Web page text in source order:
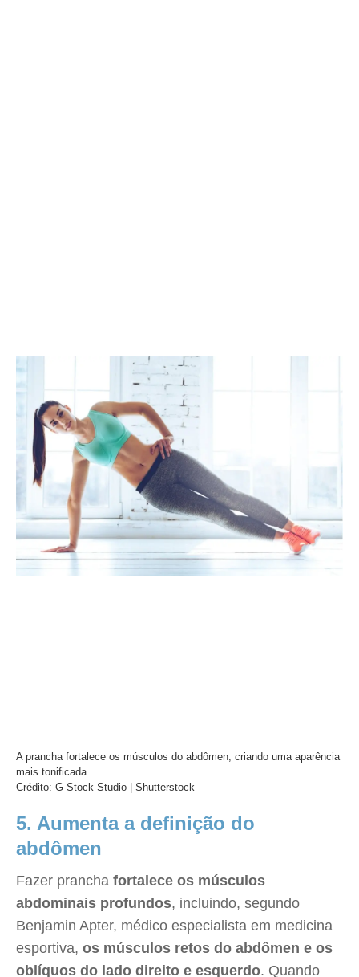
A prancha fortalece os músculos do abdômen, criando uma aparência
mais tonificada
Crédito: G-Stock Studio | Shutterstock
5. Aumenta a definição do
abdômen
Fazer prancha fortalece os músculos
abdominais profundos, incluindo, segundo
Benjamin Apter, médico especialista em medicina
esportiva, os músculos retos do abdômen e os
oblíquos do lado direito e esquerdo. Quando